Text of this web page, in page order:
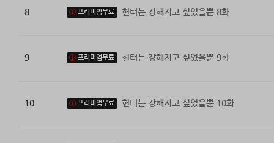
8 프리미엄무료 헌터는 강해지고 싶었을뿐 8화
9 프리미엄무료 헌터는 강해지고 싶었을뿐 9화
10 프리미엄무료 헌터는 강해지고 싶었을뿐 10화